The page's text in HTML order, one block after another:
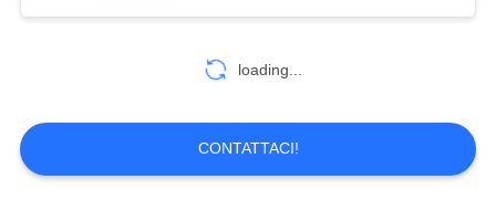
macchina cieca
42
loading...
CONTATTACI!